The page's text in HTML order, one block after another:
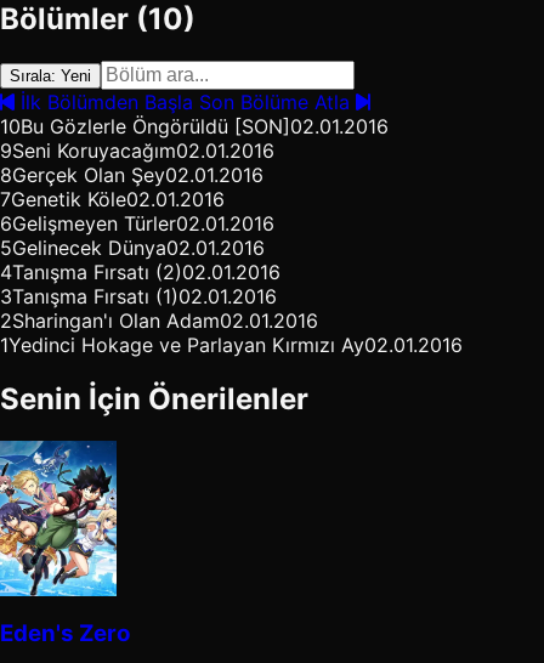
Bölümler (10)
Sırala: Yeni
İlk Bölümden Başla Son Bölüme Atla
10Bu Gözlerle Öngörüldü [SON] 02.01.2016
9Seni Koruyacağım02.01.2016
8Gerçek Olan Şey02.01.2016
7Genetik Köle02.01.2016
6Gelişmeyen Türler02.01.2016
5Gelinecek Dünya02.01.2016
4Tanışma Fırsatı (2)02.01.2016
3Tanışma Fırsatı (1)02.01.2016
2Sharingan'ı Olan Adam02.01.2016
1Yedinci Hokage ve Parlayan Kırmızı Ay02.01.2016
Senin İçin Önerilenler
Eden's Zero